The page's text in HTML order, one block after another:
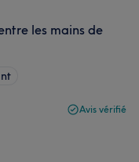
les mains de
Avis vérifié